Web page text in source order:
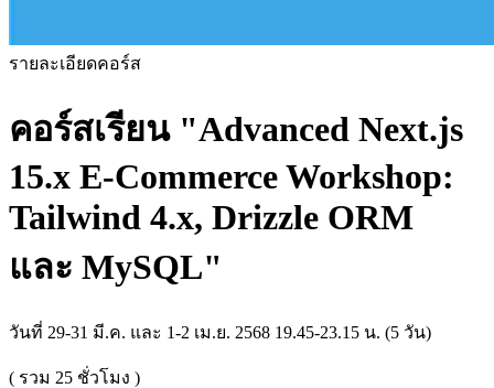
รายละเอียดคอร์ส
คอร์สเรียน "Advanced Next.js
15.x E-Commerce Workshop:
Tailwind 4.x, Drizzle ORM
และ MySQL"
วันที่ 29-31 มี.ค. และ 1-2 เม.ย. 2568 19.45-23.15 น. (5 วัน)
( รวม 25 ชั่วโมง )